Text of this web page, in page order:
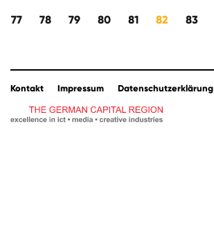
77 78 79 80 81 82 83
Kontakt Impressum Datenschutzerklärung